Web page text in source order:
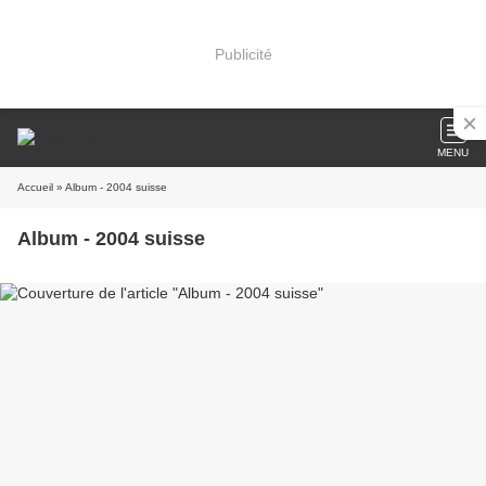
Publicité
MENU
Accueil » Album - 2004 suisse
Album - 2004 suisse